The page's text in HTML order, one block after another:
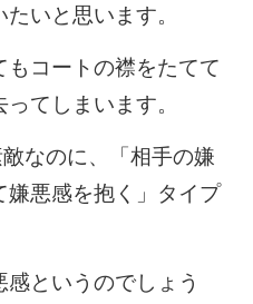
いと思います。
コートの襟をたてて
てしまいます。
なのに、「相手の嫌
嫌悪感を抱く」タイプ
というのでしょう